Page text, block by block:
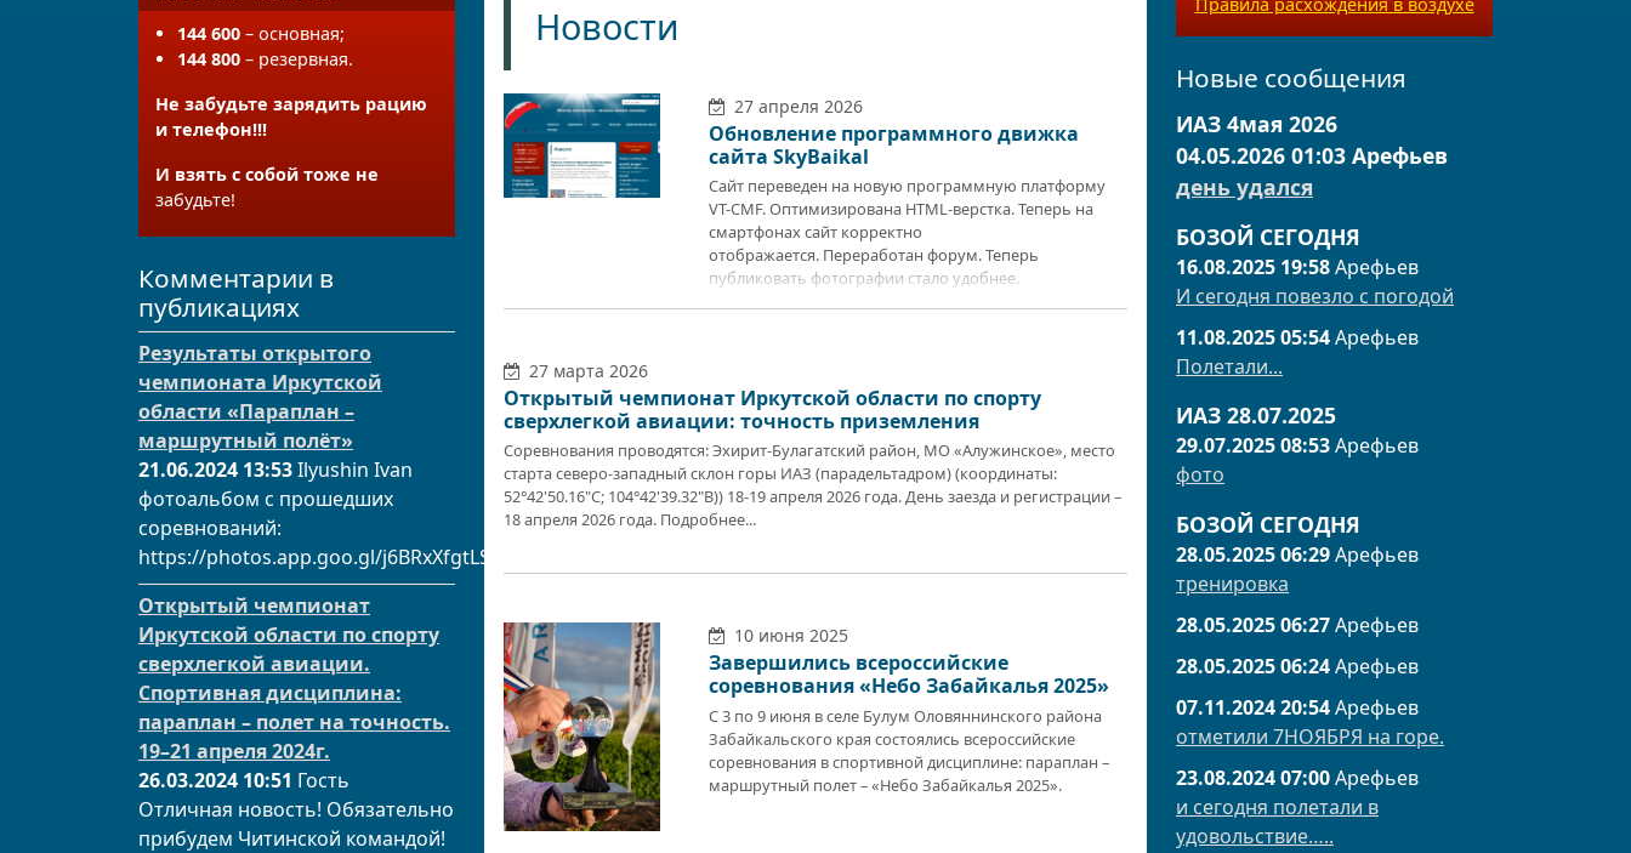
Места полётов
Фотоальбомы,
видеоролики
Вопрос-Ответ
Библиотека
Уставной договор
общества
Тарифы ЛБК 2015 г.
По Байкалу с кайтом
Самолеты на радарах
Новости
27 апреля 2026
Обновление программного движка
сайта SkyBaikal
Сайт переведен на новую программную платформу
VT-CMF. Оптимизирована HTML-верстка. Теперь на
смартфонах сайт корректно
отображается. Переработан форум. Теперь
публиковать фотографии стало удобнее.
27 марта 2026
Открытый чемпионат Иркутской области по спорту
сверхлегкой авиации: точность приземления
Соревнования проводятся: Эхирит-Булагатский район, МО «Алужинское», место
старта северо-западный склон горы ИАЗ (парадельтадром) (координаты:
52°42'50.16"С; 104°42'39.32"В)) 18-19 апреля 2026 года. День заезда и регистрации –
18 апреля 2026 года. Подробнее...
10 июня 2025
Завершились всероссийские
соревнования «Небо Забайкалья 2025»
С 3 по 9 июня в селе Булум Оловяннинского района
Забайкальского края состоялись всероссийские
соревнования в спортивной дисциплине: параплан –
маршрутный полет – «Небо Забайкалья 2025».
144 600 – основная;
144 800 – резервная.
Не забудьте зарядить рацию
и телефон!!!
И взять с собой тоже не
забудьте!
Комментарии в
публикациях
Результаты открытого
чемпионата Иркутской
области «Параплан –
маршрутный полёт»
21.06.2024 13:53Ilyushin Ivan
фотоальбом с прошедших
соревнований:
https://photos.app.goo.gl/j6BRxXfgtLSM25Ny6
Открытый чемпионат
Иркутской области по спорту
сверхлегкой авиации.
Спортивная дисциплина:
параплан – полет на точность.
19–21 апреля 2024г.
26.03.2024 10:51 Гость
Отличная новость! Обязательно
прибудем Читинской командой!
Новые сообщения
ИАЗ 4мая 2026
04.05.2026 01:03 Арефьев
день удался
БОЗОЙ СЕГОДНЯ
16.08.2025 19:58Арефьев
И сегодня повезло с погодой
11.08.2025 05:54Арефьев
Полетали...
ИАЗ 28.07.2025
29.07.2025 08:53Арефьев
фото
БОЗОЙ СЕГОДНЯ
28.05.2025 06:29Арефьев
тренировка
28.05.2025 06:27Арефьев
28.05.2025 06:24Арефьев
07.11.2024 20:54Арефьев
отметили 7НОЯБРЯ на горе.
23.08.2024 07:00Арефьев
и сегодня полетали в
удовольствие…..